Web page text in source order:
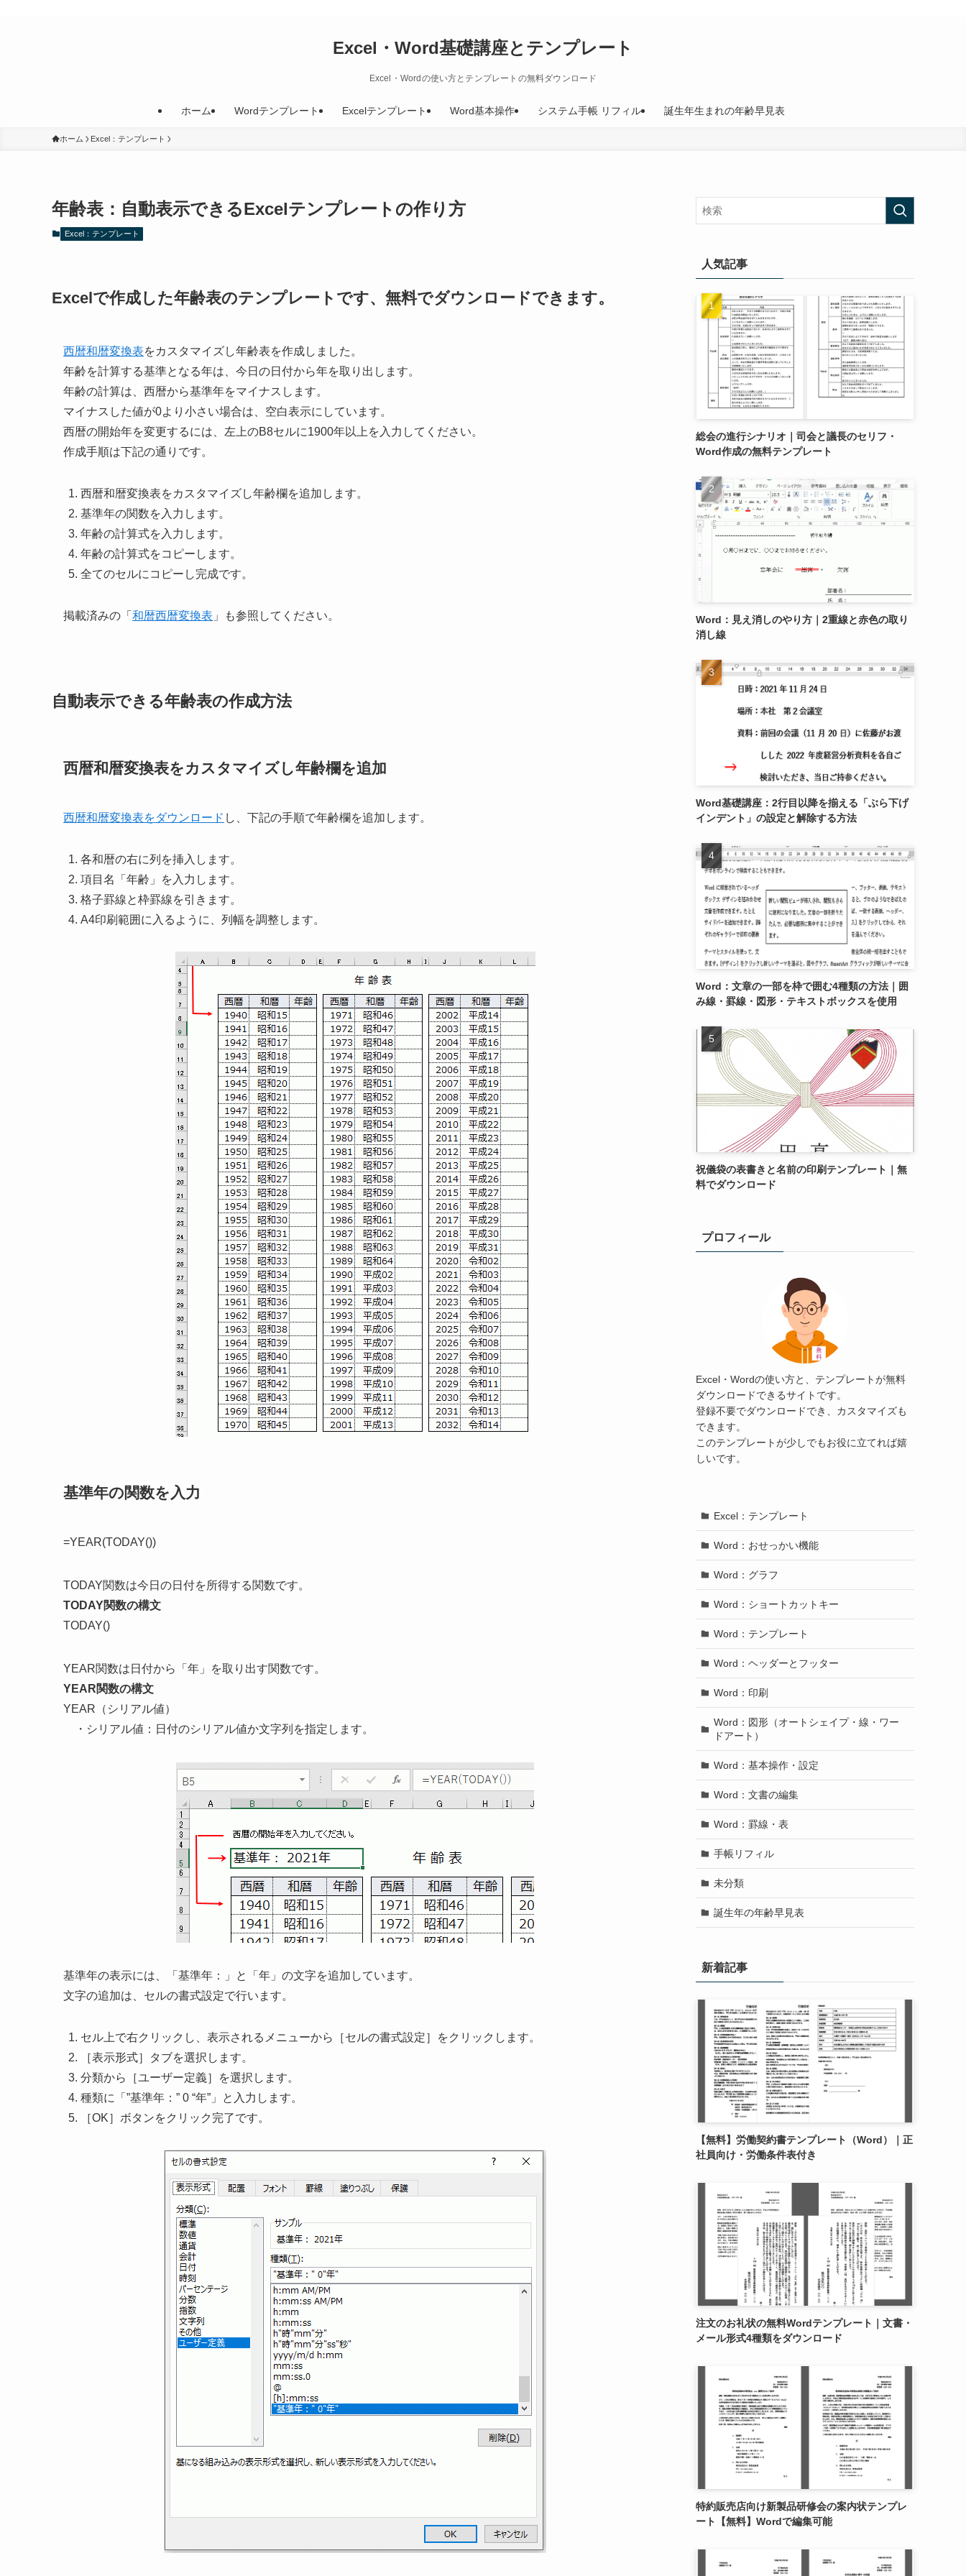
Excel・Word基礎講座とテンプレート
Excel・Wordの使い方とテンプレートの無料ダウンロード
ホーム Wordテンプレート Excelテンプレート Word基本操作 システム手帳 リフィル 誕生年生まれの年齢早見表
ホーム Excel：テンプレート
年齢表：自動表示できるExcelテンプレートの作り方
Excel：テンプレート
Excelで作成した年齢表のテンプレートです、無料でダウンロードできます。
西暦和暦変換表をカスタマイズし年齢表を作成しました。
年齢を計算する基準となる年は、今日の日付から年を取り出します。
年齢の計算は、西暦から基準年をマイナスします。
マイナスした値が0より小さい場合は、空白表示にしています。
西暦の開始年を変更するには、左上のB8セルに1900年以上を入力してください。
作成手順は下記の通りです。
西暦和暦変換表をカスタマイズし年齢欄を追加します。
基準年の関数を入力します。
年齢の計算式を入力します。
年齢の計算式をコピーします。
全てのセルにコピーし完成です。
掲載済みの「 和暦西暦変換表 」も参照してください。
自動表示できる年齢表の作成方法
西暦和暦変換表をカスタマイズし年齢欄を追加
西暦和暦変換表をダウンロード し、下記の手順で年齢欄を追加します。
各和暦の右に列を挿入します。
項目名「年齢」を入力します。
格子罫線と枠罫線を引きます。
A4印刷範囲に入るように、列幅を調整します。
基準年の関数を入力
=YEAR(TODAY())
TODAY関数は今日の日付を所得する関数です。
TODAY関数の構文
TODAY()
YEAR関数は日付から「年」を取り出す関数です。
YEAR関数の構文
YEAR（シリアル値）
・シリアル値：日付のシリアル値か文字列を指定します。
基準年の表示には、「基準年：」と「年」の文字を追加しています。
文字の追加は、セルの書式設定で行います。
セル上で右クリックし、表示されるメニューから［セルの書式設定］をクリックします。
［表示形式］タブを選択します。
分類から［ユーザー定義］を選択します。
種類に「”基準年：” 0 “年”」と入力します。
［OK］ボタンをクリック完了です。
人気記事
総会の進行シナリオ｜司会と議長のセリフ・
Word作成の無料テンプレート
Word：見え消しのやり方｜2重線と赤色の取り
消し線
Word基礎講座：2行目以降を揃える「ぶら下げ
インデント」の設定と解除する方法
Word：文章の一部を枠で囲む4種類の方法｜囲
み線・罫線・図形・テキストボックスを使用
祝儀袋の表書きと名前の印刷テンプレート｜無
料でダウンロード
プロフィール
Excel・Wordの使い方と、テンプレートが無料
ダウンロードできるサイトです。
登録不要でダウンロードでき、カスタマイズも
できます。
このテンプレートが少しでもお役に立てれば嬉
しいです。
Excel：テンプレート
Word：おせっかい機能
Word：グラフ
Word：ショートカットキー
Word：テンプレート
Word：ヘッダーとフッター
Word：印刷
Word：図形（オートシェイプ・線・ワー
ドアート）
Word：基本操作・設定
Word：文書の編集
Word：罫線・表
手帳リフィル
未分類
誕生年の年齢早見表
新着記事
【無料】労働契約書テンプレート（Word）｜正
社員向け・労働条件表付き
注文のお礼状の無料Wordテンプレート｜文書・
メール形式4種類をダウンロード
特約販売店向け新製品研修会の案内状テンプレ
ート【無料】Wordで編集可能